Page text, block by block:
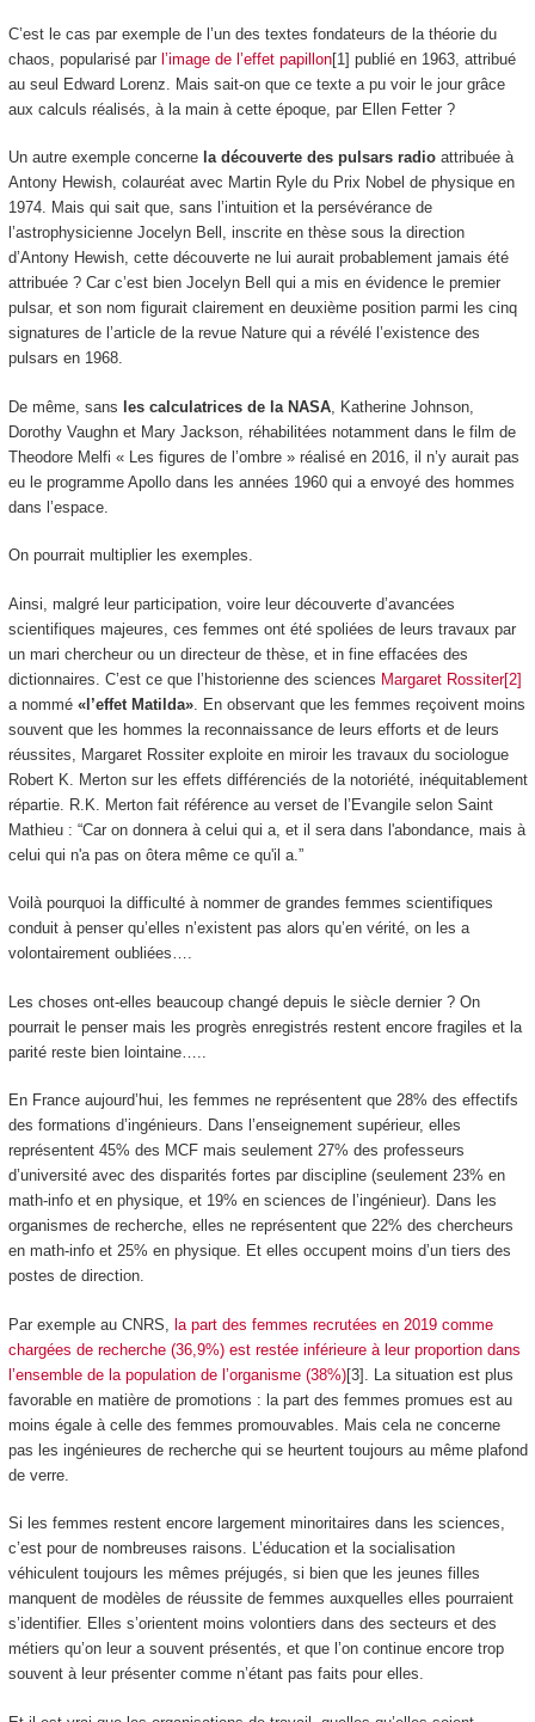
C’est le cas par exemple de l’un des textes fondateurs de la théorie du
chaos, popularisé parl’image de l’effet papillon[1] publié en 1963, attribué
au seul Edward Lorenz. Mais sait-on que ce texte a pu voir le jour grâce
aux calculs réalisés, à la main à cette époque, par Ellen Fetter ?
Un autre exemple concerne la découverte des pulsars radioattribuée à
Antony Hewish, colauréat avec Martin Ryle du Prix Nobel de physique en
1974. Mais qui sait que, sans l’intuition et la persévérance de
l’astrophysicienne Jocelyn Bell, inscrite en thèse sous la direction
d’Antony Hewish, cette découverte ne lui aurait probablement jamais été
attribuée ? Car c’est bien Jocelyn Bell qui a mis en évidence le premier
pulsar, et son nom figurait clairement en deuxième position parmi les cinq
signatures de l’article de la revue Nature qui a révélé l’existence des
pulsars en 1968.
De même, sans les calculatrices de la NASA, Katherine Johnson,
Dorothy Vaughn et Mary Jackson, réhabilitées notamment dans le film de
Theodore Melfi « Les figures de l’ombre » réalisé en 2016, il n’y aurait pas
eu le programme Apollo dans les années 1960 qui a envoyé des hommes
dans l’espace.
On pourrait multiplier les exemples.
Ainsi, malgré leur participation, voire leur découverte d’avancées
scientifiques majeures, ces femmes ont été spoliées de leurs travaux par
un mari chercheur ou un directeur de thèse, et in fine effacées des
dictionnaires. C’est ce que l’historienne des sciences Margaret Rossiter[2]
a nommé «l’effet Matilda». En observant que les femmes reçoivent moins
souvent que les hommes la reconnaissance de leurs efforts et de leurs
réussites, Margaret Rossiter exploite en miroir les travaux du sociologue
Robert K. Merton sur les effets différenciés de la notoriété, inéquitablement
répartie. R.K. Merton fait référence au verset de l’Evangile selon Saint
Mathieu : “Car on donnera à celui qui a, et il sera dans l'abondance, mais à
celui qui n'a pas on ôtera même ce qu'il a.”
Voilà pourquoi la difficulté à nommer de grandes femmes scientifiques
conduit à penser qu’elles n’existent pas alors qu’en vérité, on les a
volontairement oubliées….
Les choses ont-elles beaucoup changé depuis le siècle dernier ? On
pourrait le penser mais les progrès enregistrés restent encore fragiles et la
parité reste bien lointaine…..
En France aujourd’hui, les femmes ne représentent que 28% des effectifs
des formations d’ingénieurs. Dans l’enseignement supérieur, elles
représentent 45% des MCF mais seulement 27% des professeurs
d’université avec des disparités fortes par discipline (seulement 23% en
math-info et en physique, et 19% en sciences de l’ingénieur). Dans les
organismes de recherche, elles ne représentent que 22% des chercheurs
en math-info et 25% en physique. Et elles occupent moins d’un tiers des
postes de direction.
Par exemple au CNRS, la part des femmes recrutées en 2019 comme
chargées de recherche (36,9%) est restée inférieure à leur proportion dans
l’ensemble de la population de l’organisme (38%)[3]. La situation est plus
favorable en matière de promotions : la part des femmes promues est au
moins égale à celle des femmes promouvables. Mais cela ne concerne
pas les ingénieures de recherche qui se heurtent toujours au même plafond
de verre.
Si les femmes restent encore largement minoritaires dans les sciences,
c’est pour de nombreuses raisons. L’éducation et la socialisation
véhiculent toujours les mêmes préjugés, si bien que les jeunes filles
manquent de modèles de réussite de femmes auxquelles elles pourraient
s’identifier. Elles s’orientent moins volontiers dans des secteurs et des
métiers qu’on leur a souvent présentés, et que l’on continue encore trop
souvent à leur présenter comme n’étant pas faits pour elles.